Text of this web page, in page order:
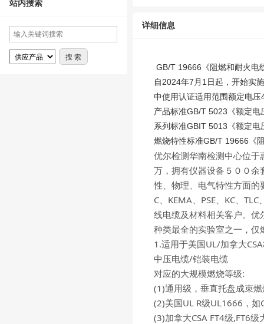
站内搜索
详细信息
GB/T 19666《阻燃和耐火电
自2024年7月1日起，开始实
中使用认证适用范围额定电
产品标准GB/T 5023《额定
系列标准GBIT 5013《额定
燃烧特性标准GB/T 19666《
优尔检测华南检测中心位
万，拥有仪器设备５００余
性、物理、电气特性方面的
C、KEMA、PSE、KC、
线电缆及材料相关客户。
种类最全的实验室之一，
1.适用于美国UL/加拿大
中压电缆/铠装电缆
对应的大规模燃烧等级:
(1)通用级，垂直托盘成束
(2)美国UL R级UL1666，如
(3)加拿大CSA FT4级,FT6级